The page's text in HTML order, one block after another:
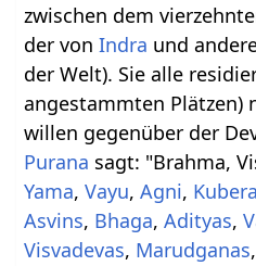
zwischen dem
der vonIndra und
der Welt). Sie alle
angestammten Plätzen)
willen gegenüber der
Purana sagt: "Brahma,
Yama,Vayu,Agni, Kubera
Asvins, Bhaga,Adityas,
Visvadevas, Marudganas